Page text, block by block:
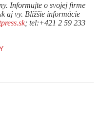
Informujte o svojej firme
aj vy. Bližšie informácie
; tel:+421 2 59 233